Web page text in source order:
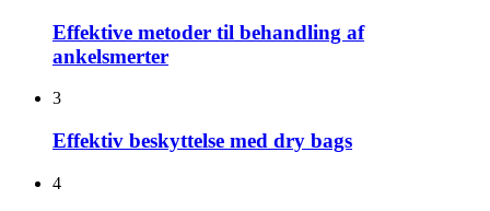
Effektive metoder til behandling af
ankelsmerter
3
Effektiv beskyttelse med dry bags
4